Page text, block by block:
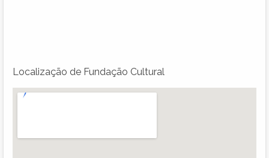
Localização de Fundação Cultural